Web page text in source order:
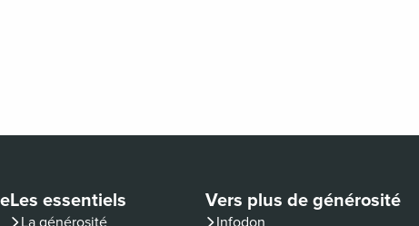
Les essentiels Vers plus de générosité
(nouvelle fenêtre)